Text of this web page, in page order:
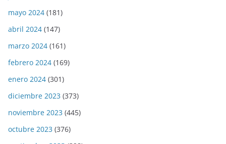
mayo 2024 (181)
abril 2024 (147)
marzo 2024 (161)
febrero 2024 (169)
enero 2024 (301)
diciembre 2023 (373)
noviembre 2023 (445)
octubre 2023 (376)